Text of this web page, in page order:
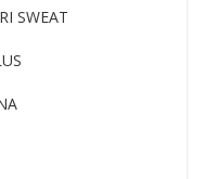
SWEAT